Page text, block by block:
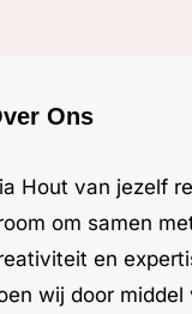
Ons
Hout van jezelf
om samen
en
wij door